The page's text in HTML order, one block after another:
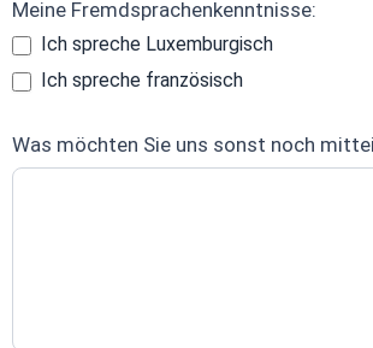
Meine Fremdsprachenkenntnisse:
Ich spreche Luxemburgisch
Ich spreche französisch
Was möchten Sie uns sonst noch